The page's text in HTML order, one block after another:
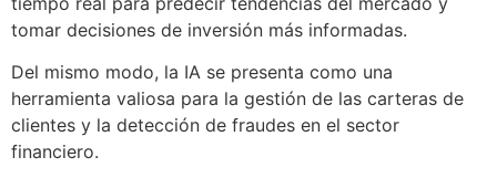
tomar decisiones de inversión más informadas.
Del mismo modo, la IA se presenta como una
herramienta valiosa para la gestión de las carteras de
clientes y la detección de fraudes en el sector
financiero.